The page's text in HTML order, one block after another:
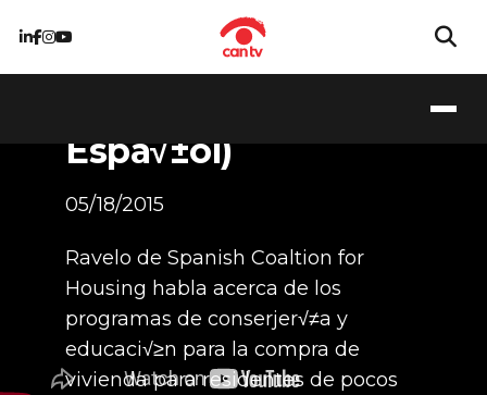
Spanish Coalition
Espa√±ol)
05/18/2015
Ravelo de Spanish Coaltion for
Housing habla acerca de los
programas de conserjer√≠a y
educaci√≥n para la compra de
vivienda para residentes de pocos